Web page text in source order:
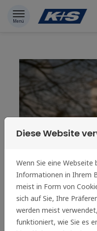
Menü
Diese Website
Wenn Sie eine Webseite
Informationen in Ihrem
meist in Form von
sich auf Sie, Ihre
werden meist
funktioniert, wie Sie es